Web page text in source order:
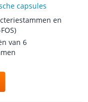
capsules
en
van 6